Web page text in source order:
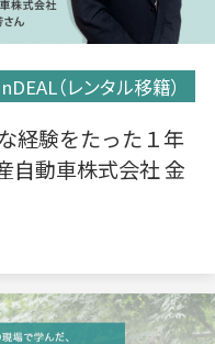
（レンタル移籍）
経験をたった１年
自動車株式会社 金